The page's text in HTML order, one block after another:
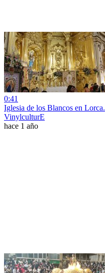
0:41
Iglesia de los Blancos en Lorca.
VinylculturE
hace 1 año